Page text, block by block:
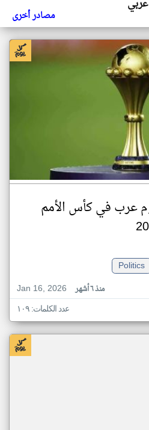
مصادر أخرى
نجوم عرب في كأس الأمم
Politics
Jan 16, 2026
منذ ٦ أشهر
عدد الكلمات: ١٠٩